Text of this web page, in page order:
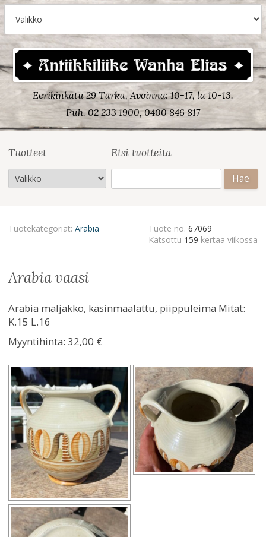
Eerikinkatu 29 Turku, Avoinna: 10-17, la 10-13.
Puh. 02 233 1900, 0400 846 817
Tuotteet Etsi tuotteita
Tuotekategoriat: Arabia Tuote no. 67069
Katsottu 159 kertaa viikossa
arabia vaasi
Arabia maljakko, käsinmaalattu, piippuleima Mitat:
K.15 L.16
Myyntihinta: 32,00 €